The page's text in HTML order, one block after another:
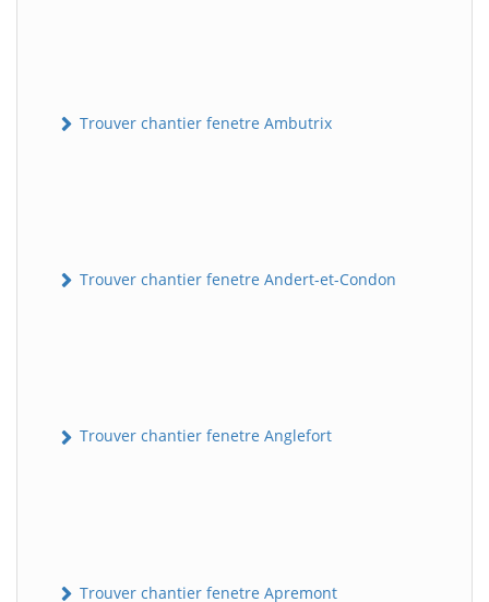
Trouver chantier fenetre Ambutrix
Trouver chantier fenetre Andert-et-Condon
Trouver chantier fenetre Anglefort
Trouver chantier fenetre Apremont